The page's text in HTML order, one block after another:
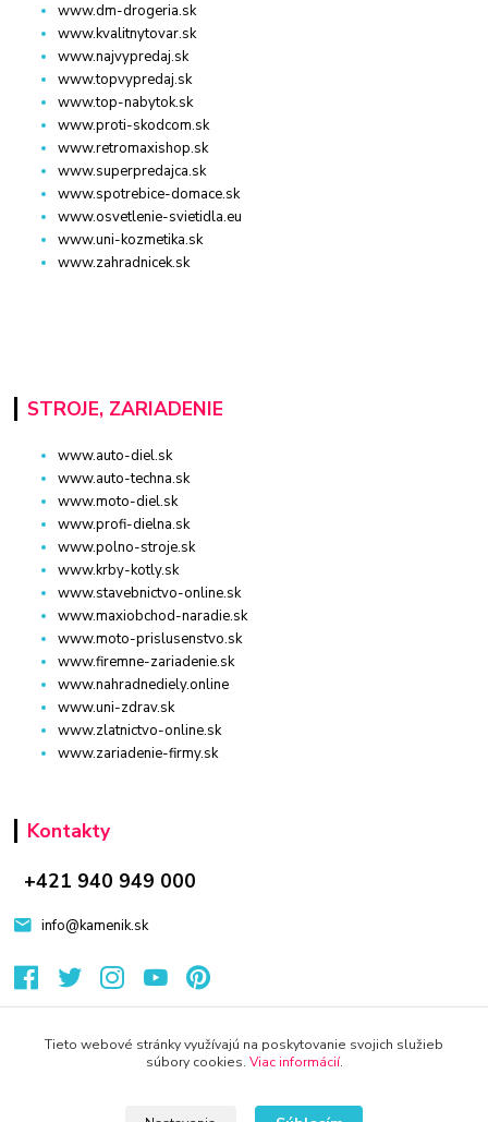
www.dm-drogeria.sk
www.kvalitnytovar.sk
www.najvypredaj.sk
www.topvypredaj.sk
www.top-nabytok.sk
www.proti-skodcom.sk
www.retromaxishop.sk
www.superpredajca.sk
www.spotrebice-domace.sk
www.osvetlenie-svietidla.eu
www.uni-kozmetika.sk
www.zahradnicek.sk
STROJE, ZARIADENIE
www.auto-diel.sk
www.auto-techna.sk
www.moto-diel.sk
www.profi-dielna.sk
www.polno-stroje.sk
www.krby-kotly.sk
www.stavebnictvo-online.sk
www.maxiobchod-naradie.sk
www.moto-prislusenstvo.sk
www.firemne-zariadenie.sk
www.nahradnediely.online
www.uni-zdrav.sk
www.zlatnictvo-online.sk
www.zariadenie-firmy.sk
Kontakty
+421 940 949 000
info@kamenik.sk
Eshop-rychlo.sk
Tieto webové stránky využívajú na poskytovanie svojich služieb
súbory cookies. Viac informácií.